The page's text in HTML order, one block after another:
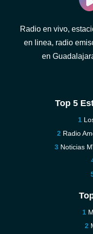
Radio en vivo,
en linea, radio
en
Top 5
Radio
Noticias